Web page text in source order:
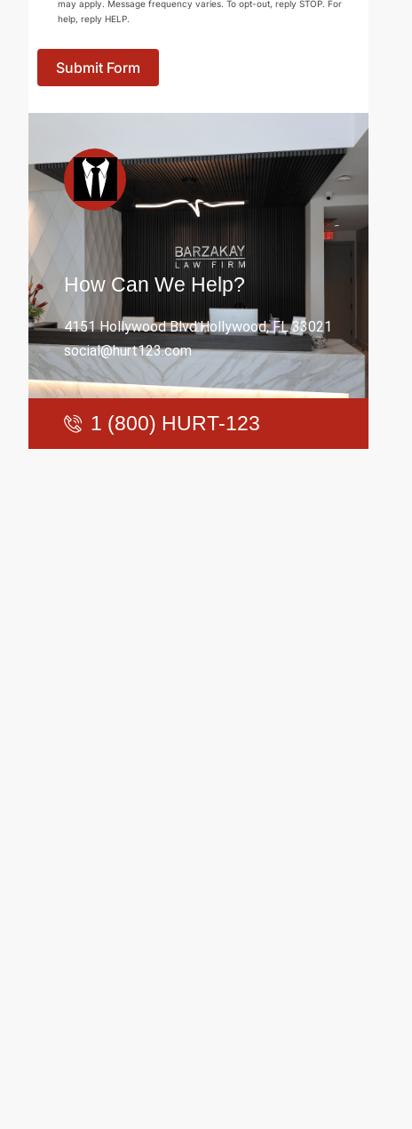
may apply. Message frequency varies. To opt-out, reply STOP. For
help, reply HELP.
Submit Form
How Can We Help?
4151 Hollywood Blvd.Hollywood, FL 33021
social@hurt123.com
1 (800) HURT-123